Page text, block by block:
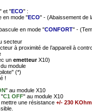
" et "ECO" :
en mode "ECO" - (Abaissement de
en mode "CONFORT" -
secteur
à proximité de l’appareil à
un emetteurX10)
module
(*)
!
" au module X10
"C1 OFF" au module X10
mettre une résistance +/- 230